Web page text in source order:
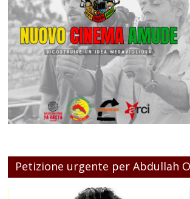
Petizione urgente per Abdullah